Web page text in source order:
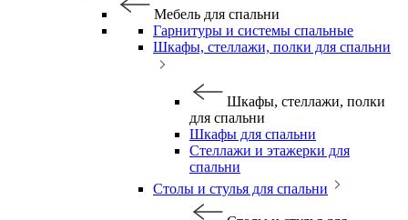
Мебель для спальни
Гарнитуры и системы спальные
Шкафы, стеллажи, полки для спальни
Шкафы, стеллажи, полки
для спальни
Шкафы для спальни
Стеллажи и этажерки для
спальни
Столы и стулья для спальни